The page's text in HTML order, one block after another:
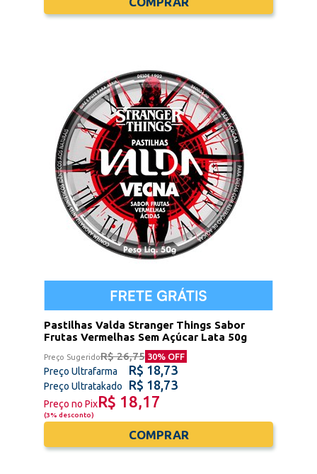
Pastilhas Valda Stranger Things Sabor
Frutas Vermelhas Sem Açúcar Lata 50g
Preço SugeridoR$ 26,75 30% OFF
Preço Ultrafarma R$ 18,73
Preço Ultratakado R$ 18,73
Preço no PixR$ 18,17
(3% desconto)
COMPRAR